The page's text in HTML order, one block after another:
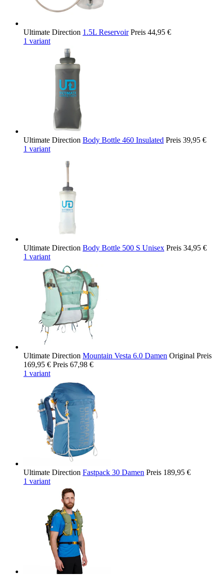
Ultimate Direction 1.5L Reservoir Preis 44,95 €
1 variant
Ultimate Direction Body Bottle 460 Insulated Preis 39,95 €
1 variant
Ultimate Direction Body Bottle 500 S Unisex Preis 34,95 €
1 variant
Ultimate Direction Mountain Vesta 6.0 Damen Original Preis
169,95 € Preis 67,98 €
1 variant
Ultimate Direction Fastpack 30 Damen Preis 189,95 €
1 variant